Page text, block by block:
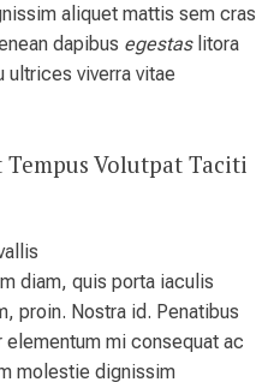
aliquet mattis sem cras
dapibus egestaslitora
ultrices viverra vitae
Volutpat Taciti
diam, quis porta iaculis
proin. Nostra id. Penatibus
mi consequat ac
molestie dignissim